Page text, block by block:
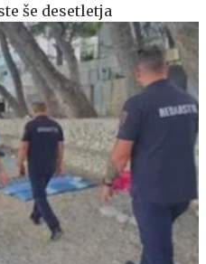
še desetletja